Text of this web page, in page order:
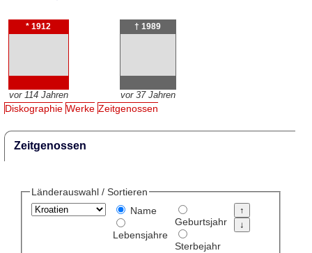
* 1912
vor 114 Jahren
† 1989
vor 37 Jahren
Diskographie Werke Zeitgenossen
Zeitgenossen
Länderauswahl / Sortieren
Name
Lebensjahre
Geburtsjahr
Sterbejahr